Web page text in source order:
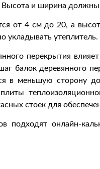
Высота и ширина
от 4 см до 20, а
укладывать утеплитель.
перекрытия
балок деревянного
в меньшую сторону
стоек для
подходят онлайн-